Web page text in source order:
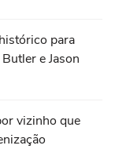
para
e Jason
vizinho que